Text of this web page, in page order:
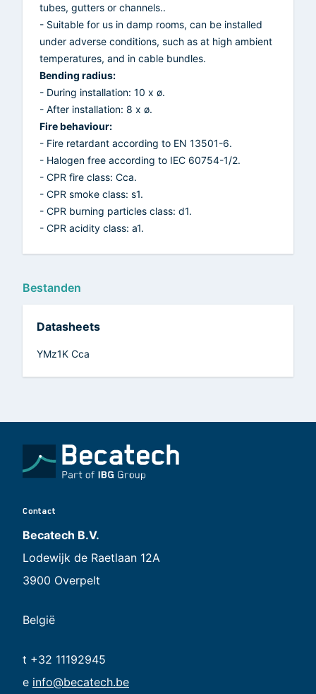
tubes, gutters or channels..
- Suitable for us in damp rooms, can be installed
under adverse conditions, such as at high ambient
temperatures, and in cable bundles.
Bending radius:
- During installation: 10 x ø.
- After installation: 8 x ø.
Fire behaviour:
- Fire retardant according to EN 13501-6.
- Halogen free according to IEC 60754-1/2.
- CPR fire class: Cca.
- CPR smoke class: s1.
- CPR burning particles class: d1.
- CPR acidity class: a1.
Bestanden
Datasheets
YMz1K Cca
Contact
Becatech B.V.
Lodewijk de Raetlaan 12A
3900 Overpelt
België
t +32 11192945
e info@becatech.be